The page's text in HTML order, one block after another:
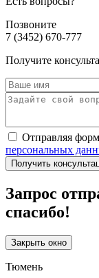
Позвоните
7 (3452) 670-777
Получите
Отправляя
персональных
Получить
Запрос
спасибо!
Закрыть окно
Тюмень